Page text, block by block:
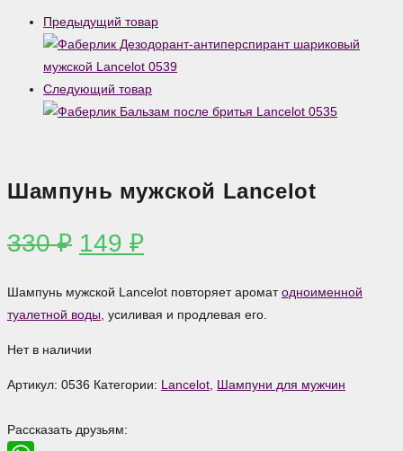
Предыдущий товар
Следующий товар
Шампунь мужской Lancelot
330₽ Первоначальная
составляла
330 ₽.
149 ₽Текущая
149 ₽.
Шампунь мужской Lancelot повторяет ароматодноименной
туалетной воды , усиливая и продлевая его.
Нет в наличии
Артикул: 0536 Категории: Lancelot Шампуни для мужчин
Рассказать друзьям: